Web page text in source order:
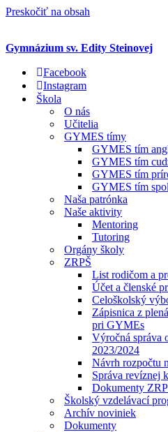
Preskočiť na obsah
Gymnázium sv. Edity Steinovej
Facebook
Instagram
Škola
O nás
Učitelia
GYMES tímy
GYMES tím
GYMES tím
GYMES tím
GYMES tím
Naša patrónka
Naše aktivity
Mentoring
Tutoring
Orgány školy
ZRPŠ
List rodičom a
Účet a členské
Celoškolský
Zápisnica z
pri GYMEs
Výročná správa
2023/2024
Návrh rozpočtu
Správa revíznej
Dokumenty
Školský vzdelávací
Archív noviniek
Dokumenty